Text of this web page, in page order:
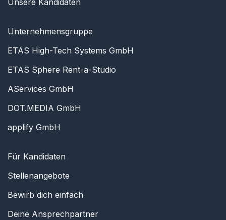
Unsere Kandidaten
Unternehmensgruppe
ETAS High-Tech Systems GmbH
ETAS Sphere Rent-a-Studio
AServices GmbH
DOT.MEDIA GmbH
applify GmbH
Für Kandidaten
Stellenangebote
Bewirb dich einfach
Deine Ansprechpartner